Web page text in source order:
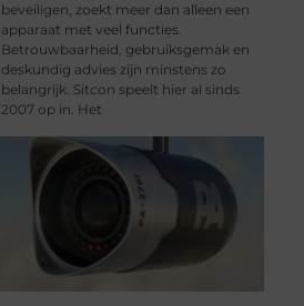
beveiligen, zoekt meer dan alleen een
apparaat met veel functies.
Betrouwbaarheid, gebruiksgemak en
deskundig advies zijn minstens zo
belangrijk. Sitcon speelt hier al sinds
2007 op in. Het